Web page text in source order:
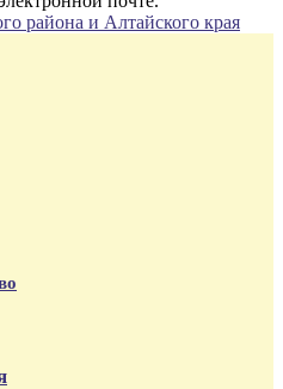
района и Алтайского края